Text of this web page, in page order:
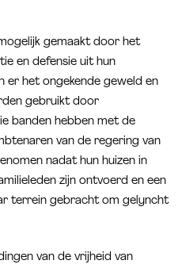
gemaakt door het
en defensie uit hun
er het ongekende geweld en
gebruikt door
banden hebben met de
van de regering van
nadat hun huizen in
zijn ontvoerd en een
terrein gebracht om gelyncht
van de vrijheid van